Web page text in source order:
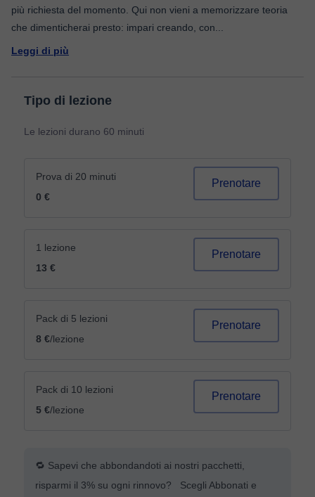
più richiesta del momento. Qui non vieni a memorizzare teoria
che dimenticherai presto: impari creando, con
Leggi di più
Tipo di lezione
Le lezioni durano 60 minuti
Prova di 20 minuti
0 €
Prenotare
1 lezione
13 €
Prenotare
Pack di 5 lezioni
8 €/lezione
Prenotare
Pack di 10 lezioni
5 €/lezione
Prenotare
🔁 Sapevi che abbondandoti ai nostri pacchetti,
risparmi il 3% su ogni rinnovo? Scegli Abbonati e